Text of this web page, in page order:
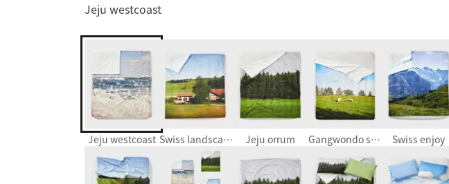
Jeju westcoast
Jeju westcoast Swiss landscape Jeju orrum Gangwondo sheep 2Swiss enjoy